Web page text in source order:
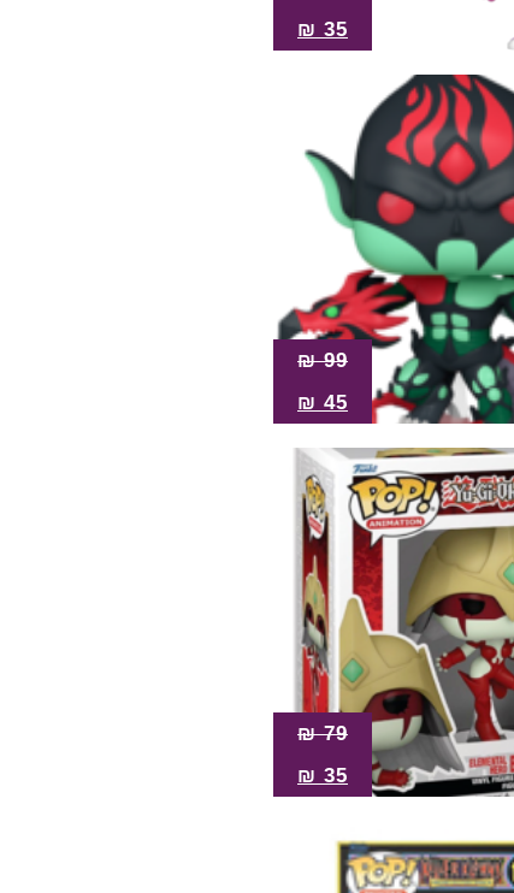
35
₪
99
₪
45
₪
79
₪
35
₪